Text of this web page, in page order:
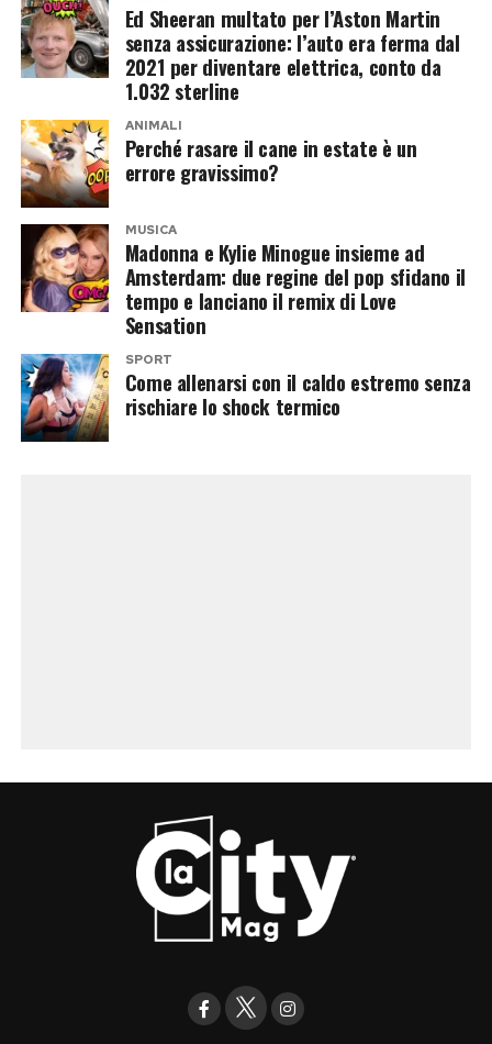
Ed Sheeran multato per l’Aston Martin
senza assicurazione: l’auto era ferma dal
2021 per diventare elettrica, conto da
1.032 sterline
ANIMALI
Perché rasare il cane in estate è un
errore gravissimo?
MUSICA
Madonna e Kylie Minogue insieme ad
Amsterdam: due regine del pop sfidano il
tempo e lanciano il remix di Love
Sensation
SPORT
Come allenarsi con il caldo estremo senza
rischiare lo shock termico